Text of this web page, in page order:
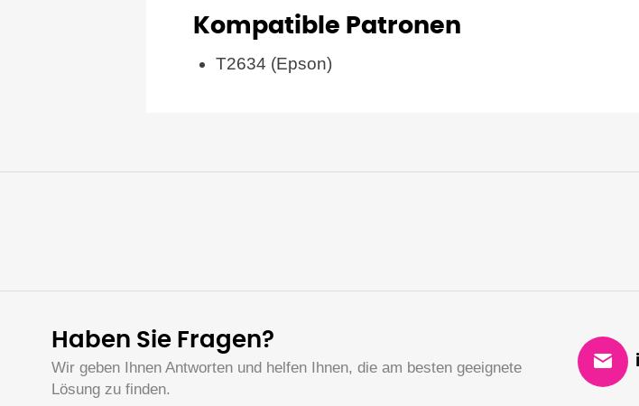
Kompatible Patronen
T2634 (Epson)
Haben Sie Fragen?
Wir geben Ihnen Antworten und helfen Ihnen, die am besten geeignete
Lösung zu finden.